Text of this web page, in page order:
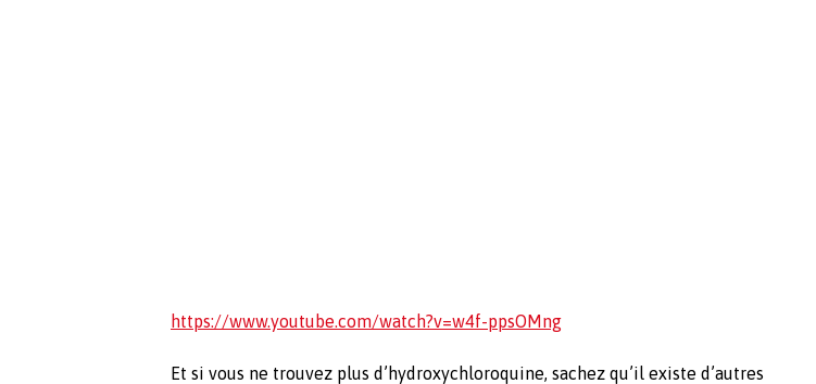
https://www.youtube.com/watch?v=w4f-ppsOMng
Et si vous ne trouvez plus d’hydroxychloroquine, sachez qu’il existe d’autres